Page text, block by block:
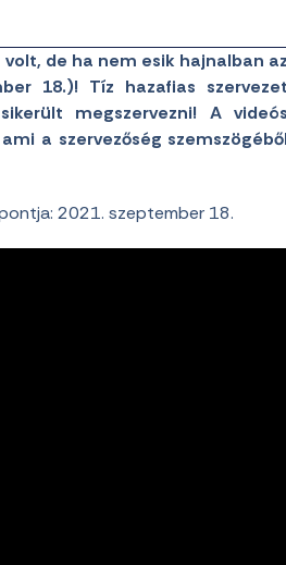
de ha nem esik hajnalban az
18.)! Tíz hazafias szervezet
megszervezni! A videós
a szervezőség szemszögéből
2021. szeptember 18.